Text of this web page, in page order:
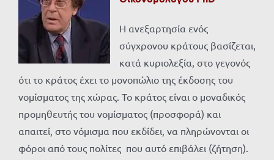
Η ανεξαρτησία ενός
σύγχρονου κράτους βασίζεται,
κατά κυριολεξία, στο γεγονός
ότι το κράτος έχει το μονοπώλιο της έκδοσης του
νομίσματος της χώρας. Το κράτος είναι ο μοναδικός
προμηθευτής του νομίσματος (προσφορά) και
απαιτεί, στο νόμισμα που εκδίδει, να πληρώνονται οι
φόροι από τους πολίτες που αυτό επιβάλει (ζήτηση).